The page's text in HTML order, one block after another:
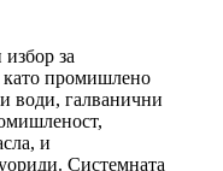
за
като промишлено
води, галванични
и
Системната